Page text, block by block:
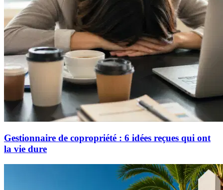
Gestionnaire de copropriété : 6 idées reçues qui ont
la vie dure